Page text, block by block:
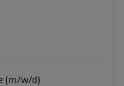
(m/w/d)